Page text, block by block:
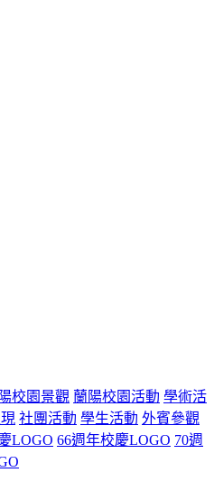
校園景觀 蘭陽校園活動 學術活
社團活動 學生活動 外賓參觀
LOGO 66週年校慶LOGO 70週